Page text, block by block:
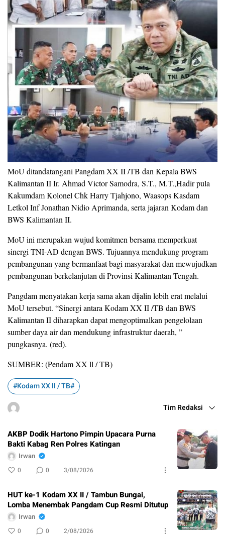
MoU ditandatangani Pangdam XX II /TB dan Kepala BWS
Kalimantan II Ir. Ahmad Victor Samodra, S.T., M.T.,Hadir pula
Kakumdam Kolonel Chk Harry Tjahjono, Waasops Kasdam
Letkol Inf Jonathan Nidio Aprimanda, serta jajaran Kodam dan
BWS Kalimantan II.
MoU ini merupakan wujud komitmen bersama memperkuat
sinergi TNI-AD dengan BWS. Tujuannya mendukung program
pembangunan yang bermanfaat bagi masyarakat dan mewujudkan
pembangunan berkelanjutan di Provinsi Kalimantan Tengah.
Pangdam menyatakan kerja sama akan dijalin lebih erat melalui
MoU tersebut. “Sinergi antara Kodam XX II /TB dan BWS
Kalimantan II diharapkan dapat mengoptimalkan pengelolaan
sumber daya air dan mendukung infrastruktur daerah, ”
pungkasnya. (red).
SUMBER: (Pendam XX ll / TB)
#Kodam XX ll / TB#
Tim Redaksi
AKBP Dodik Hartono Pimpin Upacara Purna
Bakti Kabag Ren Polres Katingan
Irwan
0 0 3/08/2026
HUT ke-1 Kodam XX II / Tambun Bungai,
Lomba Menembak Pangdam Cup Resmi Ditutup
Irwan
0 0 2/08/2026